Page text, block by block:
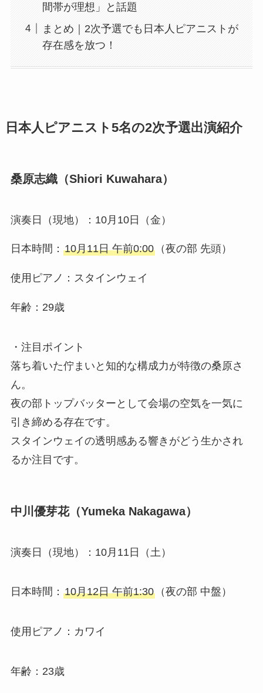
間帯が理想」と話題
まとめ｜2次予選でも日本人ピアニストが
存在感を放つ！
日本人ピアニスト5名の2次予選出演紹介
桑原志織（Shiori Kuwahara）
演奏日（現地）：10月10日（金）
日本時間： 10月11日 午前0:00（夜の部 先頭）
使用ピアノ：スタインウェイ
年齢：29歳
・注目ポイント
落ち着いた佇まいと知的な構成力が特徴の桑原さ
ん。
夜の部トップバッターとして会場の空気を一気に
引き締める存在です。
スタインウェイの透明感ある響きがどう生かされ
るか注目です。
中川優芽花（Yumeka Nakagawa）
演奏日（現地）：10月11日（土）
日本時間： 10月12日 午前1:30（夜の部 中盤）
使用ピアノ：カワイ
年齢：23歳